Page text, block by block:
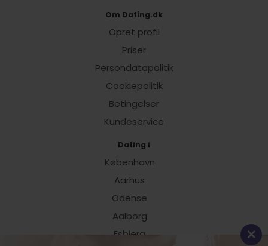
Om Dating.dk
Opret profil
Priser
Persondatapolitik
Cookiepolitik
Betingelser
Kundeservice
Dating i
København
Aarhus
Odense
Aalborg
Esbjerg